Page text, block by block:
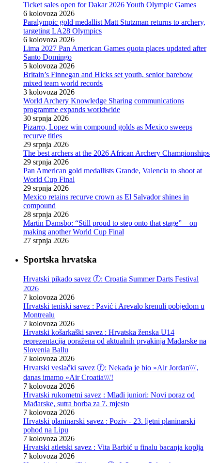
Ticket sales open for Dakar 2026 Youth Olympic Games
6 kolovoza 2026
Paralympic gold medallist Matt Stutzman returns to archery,
targeting LA28 Olympics
6 kolovoza 2026
Lima 2027 Pan American Games quota places updated after
Santo Domingo
5 kolovoza 2026
Britain’s Finnegan and Hicks set youth, senior barebow
mixed team world records
3 kolovoza 2026
World Archery Knowledge Sharing communications
programme expands worldwide
30 srpnja 2026
Pizarro, Lopez win compound golds as Mexico sweeps
recurve titles
29 srpnja 2026
The best archers at the 2026 African Archery Championships
29 srpnja 2026
Pan American gold medallists Grande, Valencia to shoot at
World Cup Final
29 srpnja 2026
Mexico retains recurve crown as El Salvador shines in
compound
28 srpnja 2026
Martin Damsbo: “Still proud to step onto that stage” – on
making another World Cup Final
27 srpnja 2026
Sportska hrvatska
Hrvatski pikado savez ⓕ: Croatia Summer Darts Festival
2026
7 kolovoza 2026
Hrvatski teniski savez : Pavić i Arevalo krenuli pobjedom u
Montrealu
7 kolovoza 2026
Hrvatski košarkaški savez : Hrvatska ženska U14
reprezentacija poražena od aktualnih prvakinja Mađarske na
Slovenia Ballu
7 kolovoza 2026
Hrvatski veslački savez ⓕ: Nekada je bio »Air Jordan\\\',
danas imamo »Air Croatia\\\'!
7 kolovoza 2026
Hrvatski rukometni savez : Mlađi juniori: Novi poraz od
Mađarske, sutra borba za 7. mjesto
7 kolovoza 2026
Hrvatski planinarski savez : Poziv - 23. ljetni planinarski
pohod na Lipu
7 kolovoza 2026
Hrvatski atletski savez : Vita Barbić u finalu bacanja koplja
7 kolovoza 2026